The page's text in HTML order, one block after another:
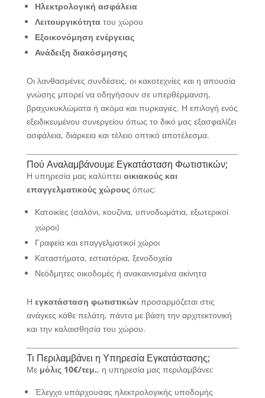
Ηλεκτρολογική ασφάλεια
Λειτουργικότητατου χώρου
Εξοικονόμηση ενέργειας
Ανάδειξη διακόσμησης
Οι λανθασμένες συνδέσεις, οι κακοτεχνίες και η απουσία
γνώσης μπορεί να οδηγήσουν σε υπερθέρμανση,
βραχυκυκλώματα ή ακόμα και πυρκαγιές. Η επιλογή ενός
εξειδικευμένου συνεργείου όπως το δικό μας εξασφαλίζει
ασφάλεια, διάρκεια και τέλειο οπτικό αποτέλεσμα.
Πού Αναλαμβάνουμε Εγκατάσταση Φωτιστικών;
Η υπηρεσία μας καλύπτει οικιακούς και
επαγγελματικούς χώρουςόπως:
Κατοικίες (σαλόνι, κουζίνα, υπνοδωμάτια, εξωτερικοί
χώροι)
Γραφεία και επαγγελματικοί χώροι
Καταστήματα, εστιατόρια, ξενοδοχεία
Νεόδμητες οικοδομές ή ανακαινισμένα ακίνητα
Η εγκατάσταση φωτιστικών προσαρμόζεται στις
ανάγκες κάθε πελάτη, πάντα με βάση την αρχιτεκτονική
και την καλαισθησία του χώρου.
Τι Περιλαμβάνει η Υπηρεσία Εγκατάστασης;
Με μόλις 10€/τεμ., η υπηρεσία μας περιλαμβάνει:
Έλεγχο υπάρχουσας ηλεκτρολογικής υποδομής